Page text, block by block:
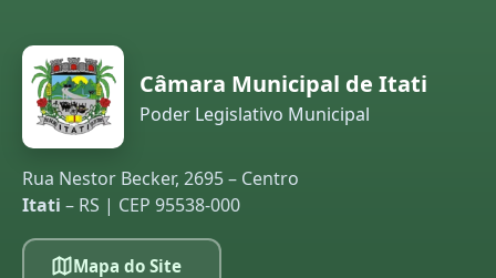
Câmara Municipal de Itati
Poder Legislativo Municipal
Rua Nestor Becker, 2695 – Centro
Itati – RS | CEP 95538-000
Mapa do Site